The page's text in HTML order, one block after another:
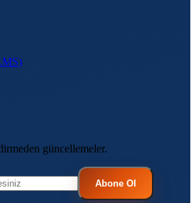
güncellemeler.
Abone Ol